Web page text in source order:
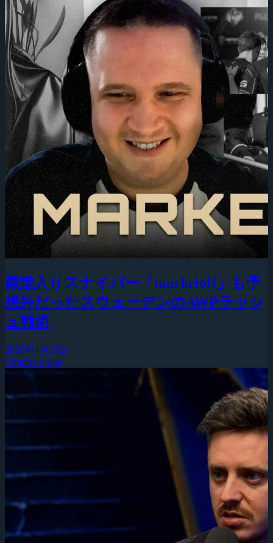
殿堂入りスナイパー「markeloff」も予
想外だったスウェーデンのAWPラッシ
ュ戦術
2026年4月27日
Counter-Strike